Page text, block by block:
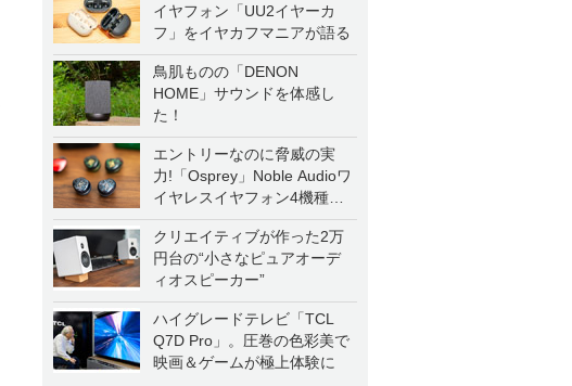
イヤフォン「UU2イヤーカ
フ」をイヤカフマニアが語る
鳥肌ものの「DENON
HOME」サウンドを体感し
た！
エントリーなのに脅威の実
力!「Osprey」Noble Audioワ
イヤレスイヤフォン4機種を
一気に聴く
クリエイティブが作った2万
円台の“小さなピュアオーデ
ィオスピーカー”
ハイグレードテレビ「TCL
Q7D Pro」。圧巻の色彩美で
映画＆ゲームが極上体験に